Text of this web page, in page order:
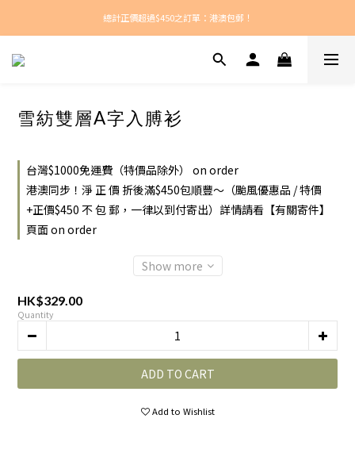
新款每周上架！
總計正價超過$450之訂單：港澳包郵！
雪紡雙層A字入膊衫
台灣$1000免運費（特價品除外） on order
港澳同步！淨 正 價 折後滿$450包順豐～（颱風優惠品 / 特價
+正價$450 不 包 郵，一律以到付寄出）詳情請看【有關寄件】
頁面 on order
Show more
HK$329.00
Quantity
ADD TO CART
Add to Wishlist